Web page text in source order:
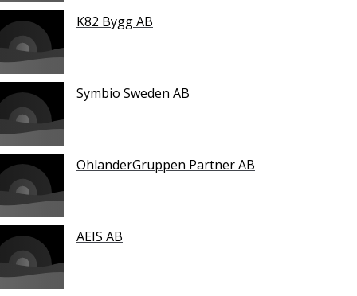
K82 Bygg AB
Symbio Sweden AB
OhlanderGruppen Partner AB
AEIS AB